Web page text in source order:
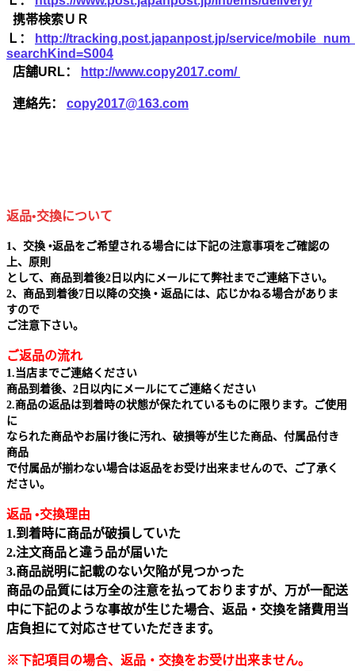
携帯検索ＵＲ
Ｌ：
http://tracking.post.japanpost.jp/service/
searchKind=S004
店舗URL：
http://www.copy2017.com/
連絡先： copy2017@163.com
返品•交換について
1、交換 •返品をご希望される場合には下記の注意事項をご確認の
上、原則
として、商品到着後2日以内にメールにて弊社までご連絡下さい。
2、商品到着後7日以降の交換 • 返品には、応じかねる場合がありま
すので
ご注意下さい。
ご返品の流れ
1.当店までご連絡ください
商品到着後、2日以内にメールにてご連絡ください
2.商品の返品は到着時の状態が保たれているものに限ります。ご使用
に
なられた商品やお届け後に汚れ、破損等が生じた商品、付属品付き
商品
で付属品が揃わない場合は返品をお受け出来ませんので、ご了承く
ださい。
返品 •交換理由
1.到着時に商品が破損していた
2.注文商品と違う品が届いた
3.商品説明に記載のない欠陥が見つかった
商品の品質には万全の注意を払っておりますが、万が一配送
中に下記のような事故が生じた場合、返品・交換を諸費用当
店負担にて対応させていただきます。
※下記項目の場合、返品・交換をお受け出来ません｡